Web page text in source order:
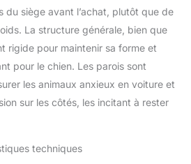
51,8 cm (l) x 30,5 cm (H),
convient pour les
animaux de compagnie
de taille grande/moyenne
de moins de 55 kg ou 2
petits chiens, idéal pour
voiture ou les voyages.
rehausseur de voiture
du siège avant l’achat, plutôt que de
La structure générale, bien que
rigide pour maintenir sa forme et
pour le chien. Les parois sont
les animaux anxieux en voiture et
sur les côtés, les incitant à rester
techniques